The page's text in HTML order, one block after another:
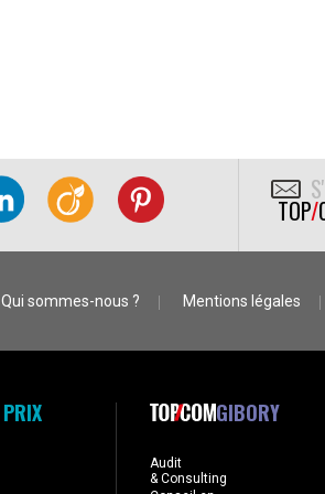
TOP/
Qui sommes-nous ? Mentions légales
GIBORY
Audit
& Consulting